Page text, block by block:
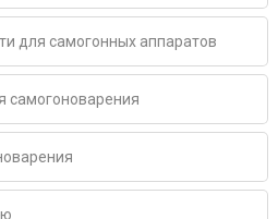
для самогонных аппаратов
самогоноварения